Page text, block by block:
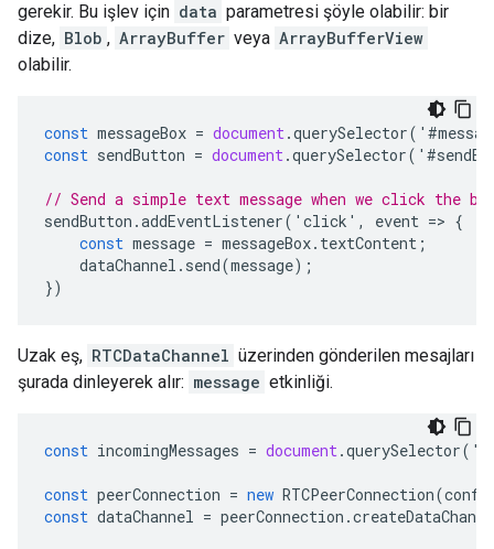
gerekir. Bu işlev için data parametresi şöyle olabilir: bir
dize, Blob , ArrayBuffer veya ArrayBufferView
olabilir.
const messageBox = document.querySelector( ' #
const sendButton = document.querySelector( ' #
// Send a simple text message when we click the
sendButton .addEventListener( ' click ' , event => {
const message = messageBox. textContent ;
dataChannel . send(message);
})
Uzak eş, RTCDataChannel üzerinden gönderilen mesajları
şurada dinleyerek alır: message etkinliği.
const incomingMessages = document.querySelector( '
const peerConnection = new RTCPeerConnection(
const dataChannel = peerConnection .